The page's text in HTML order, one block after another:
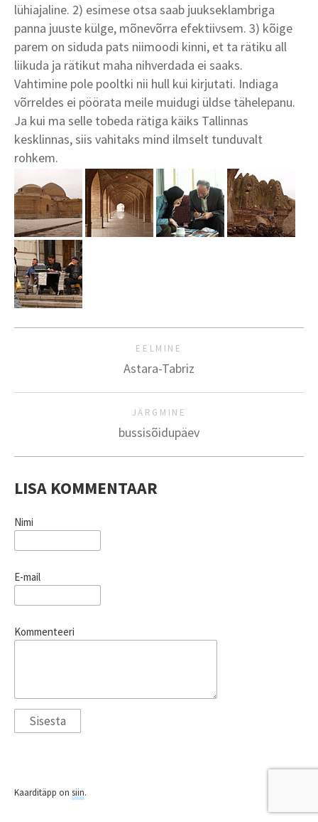
lühiajaline. 2) esimese otsa saab juukseklambriga
panna juuste külge, mõnevõrra efektiivsem. 3) kõige
parem on siduda pats niimoodi kinni, et ta rätiku all
liikuda ja rätikut maha nihverdada ei saaks.
Vahtimine pole pooltki nii hull kui kirjutati. Indiaga
võrreldes ei pöörata meile muidugi üldse tähelepanu.
Ja kui ma selle tobeda rätiga käiks Tallinnas
kesklinnas, siis vahitaks mind ilmselt tunduvalt
rohkem.
EELMINE
Astara-Tabriz
JÄRGMINE
bussisõidupäev
LISA KOMMENTAAR
Nimi
E-mail
Kommenteeri
Kaarditäpp on siin.